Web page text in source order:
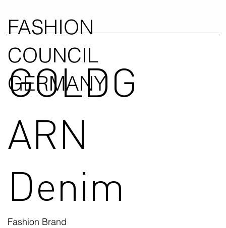
FASHION
COUNCIL
GERMANY
GOLDG
ARN
Denim
Fashion Brand